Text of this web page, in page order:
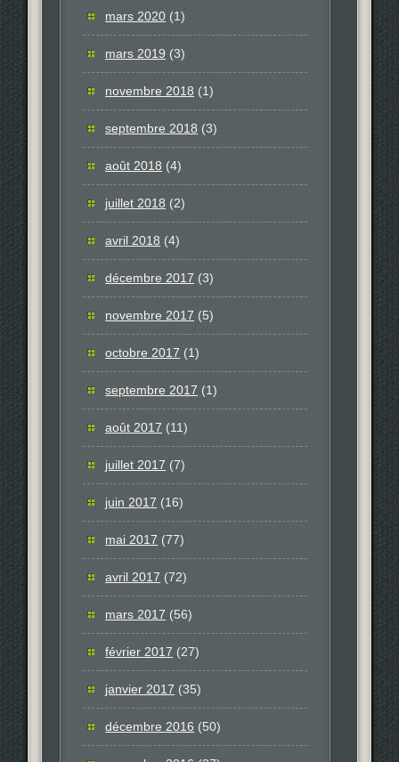
mars 2020 (1)
mars 2019 (3)
novembre 2018 (1)
septembre 2018 (3)
août 2018 (4)
juillet 2018 (2)
avril 2018 (4)
décembre 2017 (3)
novembre 2017 (5)
octobre 2017 (1)
septembre 2017 (1)
août 2017 (11)
juillet 2017 (7)
juin 2017 (16)
mai 2017 (77)
avril 2017 (72)
mars 2017 (56)
février 2017 (27)
janvier 2017 (35)
décembre 2016 (50)